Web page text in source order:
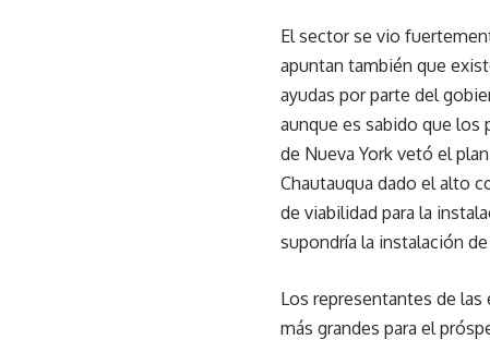
El sector se vio
apuntan también que
ayudas por parte del
aunque es sabido que los
de Nueva York vetó el
Chautauqua dado el alto
de viabilidad para la
supondría la instalación
Los representantes de las
más grandes para el